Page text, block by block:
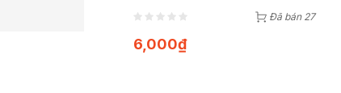
1% | Tuýp 5g
Đã bán 27
6,000₫